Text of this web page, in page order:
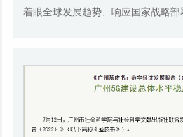
着眼全球发展趋势、响应国家战略部